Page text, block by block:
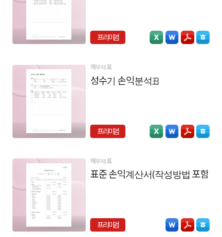
프리미엄
재무제표
성수기 손익분석표
프리미엄
재무제표
표준 손익계산서(작성방법 포함)
프리미엄